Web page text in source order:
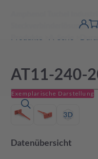
Amphenol Tuchel
Steckverbinderlösungen
AT11-240-
Exemplarische Darstellung
Datenübersicht